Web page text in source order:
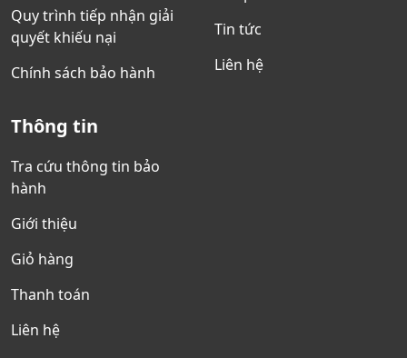
Quy trình tiếp nhận giải
quyết khiếu nại
Chính sách bảo hành
Tin tức
Liên hệ
Thông tin
Tra cứu thông tin bảo
hành
Giới thiệu
Giỏ hàng
Thanh toán
Liên hệ